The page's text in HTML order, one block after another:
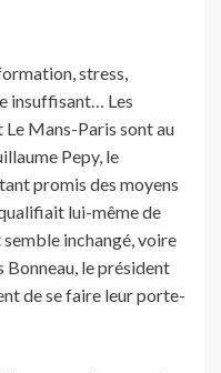
stress,
insuffisant… Les
Le Mans-Paris sont au
Pepy, le
promis des moyens
lui-même de
semble inchangé, voire
Bonneau, le président
de se faire leur porte-